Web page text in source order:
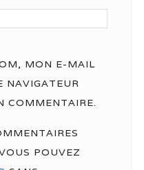
MON E-MAIL
NAVIGATEUR
COMMENTAIRE.
POUVEZ